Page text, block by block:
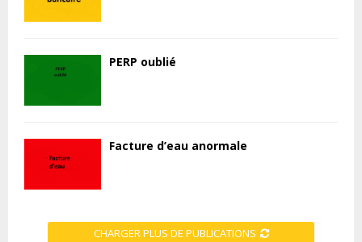
PERP oublié
Facture d’eau anormale
CHARGER PLUS DE PUBLICATIONS